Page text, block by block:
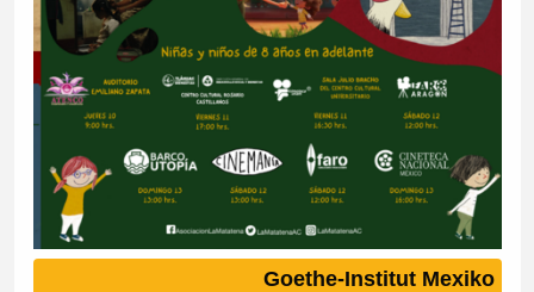
Goethe-Institut Mexiko